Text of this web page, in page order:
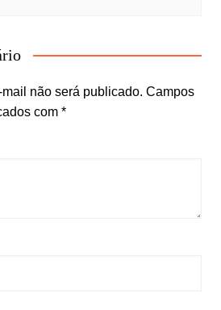
não será publicado. Campos
com *